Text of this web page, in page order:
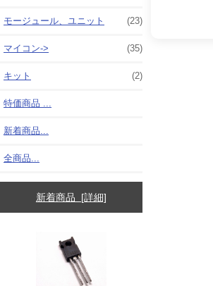
モージュール、ユニット (23)
マイコン-> (35)
キット (2)
特価商品 ...
新着商品...
全商品...
新着商品 [詳細]